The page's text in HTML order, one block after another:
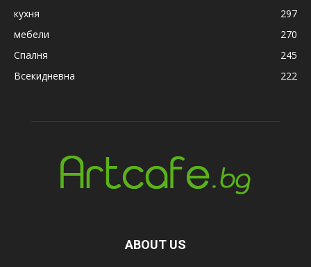
кухня
297
мебели
270
Спалня
245
Всекидневна
222
ABOUT US